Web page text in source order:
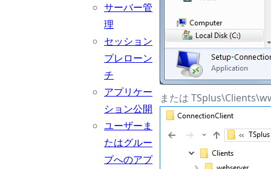
サーバー管
理
セッション
プレローン
チ
アプリケー
ション公開
ユーザーま
たはグルー
プへのアプ
または